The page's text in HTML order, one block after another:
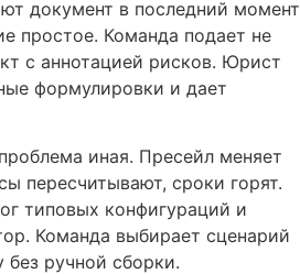
документ в последний момент
простое. Команда подает не
с аннотацией рисков. Юрист
формулировки и дает
иная. Пресейл меняет
пересчитывают, сроки горят.
типовых конфигураций и
Команда выбирает сценарий
без ручной сборки.